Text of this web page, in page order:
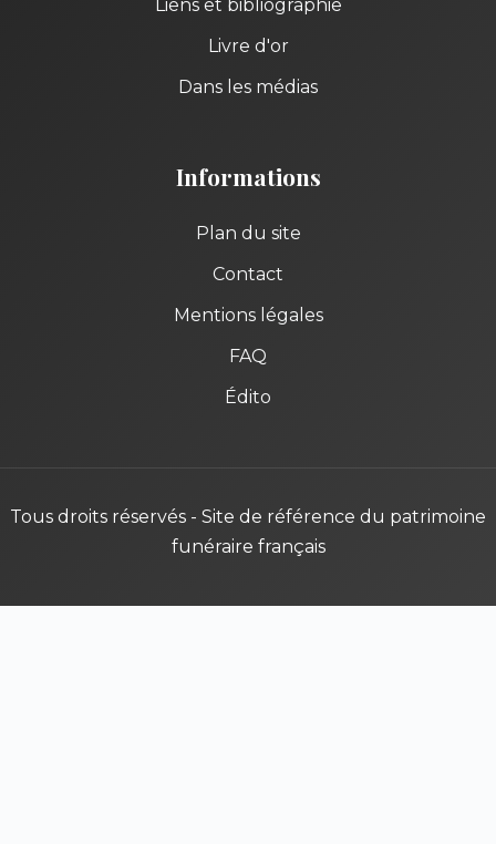
Liens et bibliographie
Livre d'or
Dans les médias
Informations
Plan du site
Contact
Mentions légales
FAQ
Édito
Tous droits réservés - Site de référence du patrimoine
funéraire français